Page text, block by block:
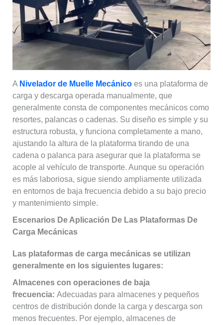
A Nivelador de Muelle Mecánico es una plataforma de
carga y descarga operada manualmente, que
generalmente consta de componentes mecánicos como
resortes, palancas o cadenas. Su diseño es simple y su
estructura robusta, y funciona completamente a mano,
ajustando la altura de la plataforma tirando de una
cadena o palanca para asegurar que la plataforma se
acople al vehículo de transporte. Aunque su operación
es más laboriosa, sigue siendo ampliamente utilizada
en entornos de baja frecuencia debido a su bajo precio
y mantenimiento simple.
Escenarios De Aplicación De Las Plataformas De
Carga Mecánicas
Las plataformas de carga mecánicas se utilizan
generalmente en los siguientes lugares:
Almacenes con operaciones de baja
frecuencia: Adecuadas para almacenes y pequeños
centros de distribución donde la carga y descarga son
menos frecuentes. Por ejemplo, almacenes de